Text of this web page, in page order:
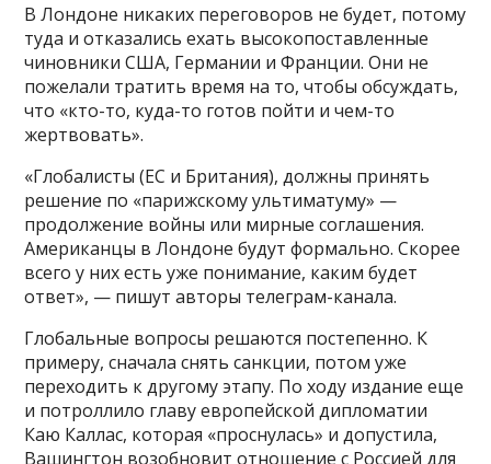
В Лондоне никаких переговоров не будет, потому
туда и отказались ехать высокопоставленные
чиновники США, Германии и Франции. Они не
пожелали тратить время на то, чтобы обсуждать,
что «кто-то, куда-то готов пойти и чем-то
жертвовать».
«Глобалисты (ЕС и Британия), должны принять
решение по «парижскому ультиматуму» —
продолжение войны или мирные соглашения.
Американцы в Лондоне будут формально. Скорее
всего у них есть уже понимание, каким будет
ответ», — пишут авторы телеграм-канала.
Глобальные вопросы решаются постепенно. К
примеру, сначала снять санкции, потом уже
переходить к другому этапу. По ходу издание еще
и потроллило главу европейской дипломатии
Каю Каллас, которая «проснулась» и допустила,
Вашингтон возобновит отношение с Россией для